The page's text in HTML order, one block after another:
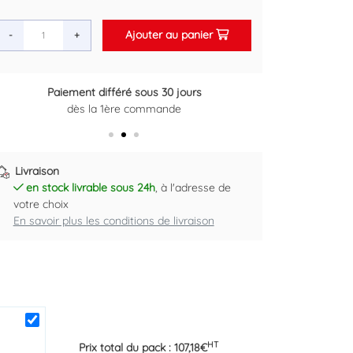
- + Ajouter au panier
Retour gratuit sous 14 jours
Plus d'informations ici
Livraison
en stock livrable sous 24h, à l'adresse de
votre choix
En savoir plus les conditions de livraison
Prix total du pack : 107,18€HT